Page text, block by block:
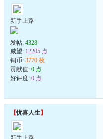
新手上路
发帖: 4328
威望: 12205 点
铜币: 3770 枚
贡献值: 0 点
好评度: 0 点
【忧喜人生】
新手上路